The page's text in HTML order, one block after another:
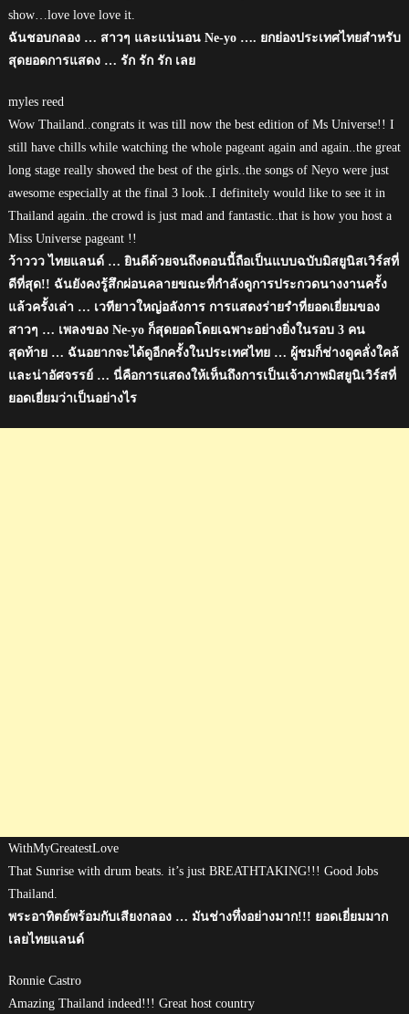
show…love love love it.
ฉันชอบกลอง … สาวๆ และแน่นอน Ne-yo …. ยกย่องประเทศไทยสำหรับ
สุดยอดการแสดง … รัก รัก รัก เลย
myles reed
Wow Thailand..congrats it was till now the best edition of Ms Universe!! I
still have chills while watching the whole pageant again and again..the great
long stage really showed the best of the girls..the songs of Neyo were just
awesome especially at the final 3 look..I definitely would like to see it in
Thailand again..the crowd is just mad and fantastic..that is how you host a
Miss Universe pageant !!
ว้าววว ไทยแลนด์ … ยินดีด้วยจนถึงตอนนี้ถือเป็นแบบฉบับมิสยูนิสเวิร์สที่
ดีที่สุด!! ฉันยังคงรู้สึกผ่อนคลายขณะที่กำลังดูการประกวดนางงานครั้ง
แล้วครั้งเล่า … เวทียาวใหญ่อลังการ การแสดงร่ายรำที่ยอดเยี่ยมของ
สาวๆ … เพลงของ Ne-yo ก็สุดยอดโดยเฉพาะอย่างยิ่งในรอบ 3 คน
สุดท้าย … ฉันอยากจะได้ดูอีกครั้งในประเทศไทย … ผู้ชมก็ช่างดูคลั่งใคล้
และน่าอัศจรรย์ … นี่คือการแสดงให้เห็นถึงการเป็นเจ้าภาพมิสยูนิเวิร์สที่
ยอดเยี่ยมว่าเป็นอย่างไร
WithMyGreatestLove
That Sunrise with drum beats. it’s just BREATHTAKING!!! Good Jobs
Thailand.
พระอาทิตย์พร้อมกับเสียงกลอง … มันช่างทึ่งอย่างมาก!!! ยอดเยี่ยมมาก
เลยไทยแลนด์
Ronnie Castro
Amazing Thailand indeed!!! Great host country